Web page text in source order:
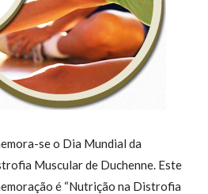
se o Dia Mundial da
Muscular de Duchenne. Este
é “Nutrição na Distrofia